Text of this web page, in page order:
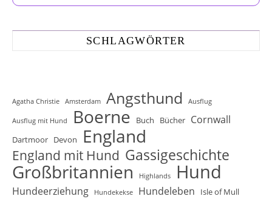
SCHLAGWÖRTER
Agatha Christie Amsterdam Angsthund Ausflug
Ausflug mit Hund Boerne Buch Bücher Cornwall
Dartmoor Devon England
England mit Hund Gassigeschichte
Großbritannien Highlands Hund
Hundeerziehung Hundekekse Hundeleben Isle of Mull